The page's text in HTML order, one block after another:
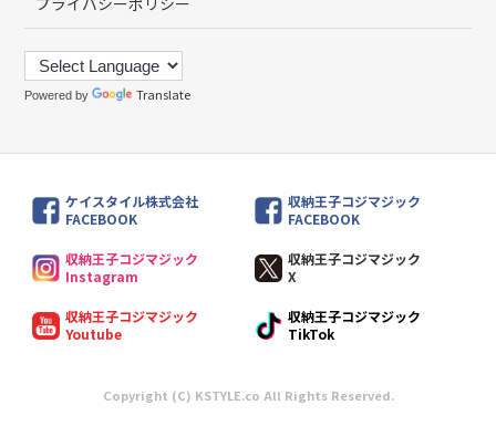
Powered by Translate
ケイスタイル株式会社
FACEBOOK
収納王子コジマジック
FACEBOOK
収納王子コジマジック
Instagram
収納王子コジマジック
X
収納王子コジマジック
Youtube
収納王子コジマジック
TikTok
Copyright (C) KSTYLE.co All Rights Reserved.